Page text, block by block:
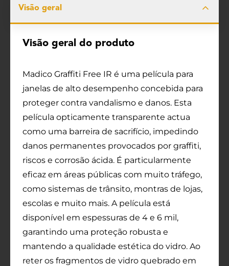
Visão geral
Visão geral do produto
Madico Graffiti Free IR é uma película para
janelas de alto desempenho concebida para
proteger contra vandalismo e danos. Esta
película opticamente transparente actua
como uma barreira de sacrifício, impedindo
danos permanentes provocados por graffiti,
riscos e corrosão ácida. É particularmente
eficaz em áreas públicas com muito tráfego,
como sistemas de trânsito, montras de lojas,
escolas e muito mais. A película está
disponível em espessuras de 4 e 6 mil,
garantindo uma proteção robusta e
mantendo a qualidade estética do vidro. Ao
reter os fragmentos de vidro quebrado em